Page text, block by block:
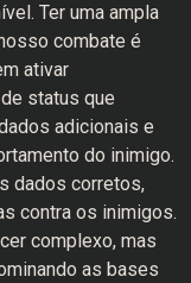
Ter uma ampla
combate é
ativar
status que
adicionais e
do inimigo.
dados corretos,
contra os inimigos.
complexo, mas
as bases